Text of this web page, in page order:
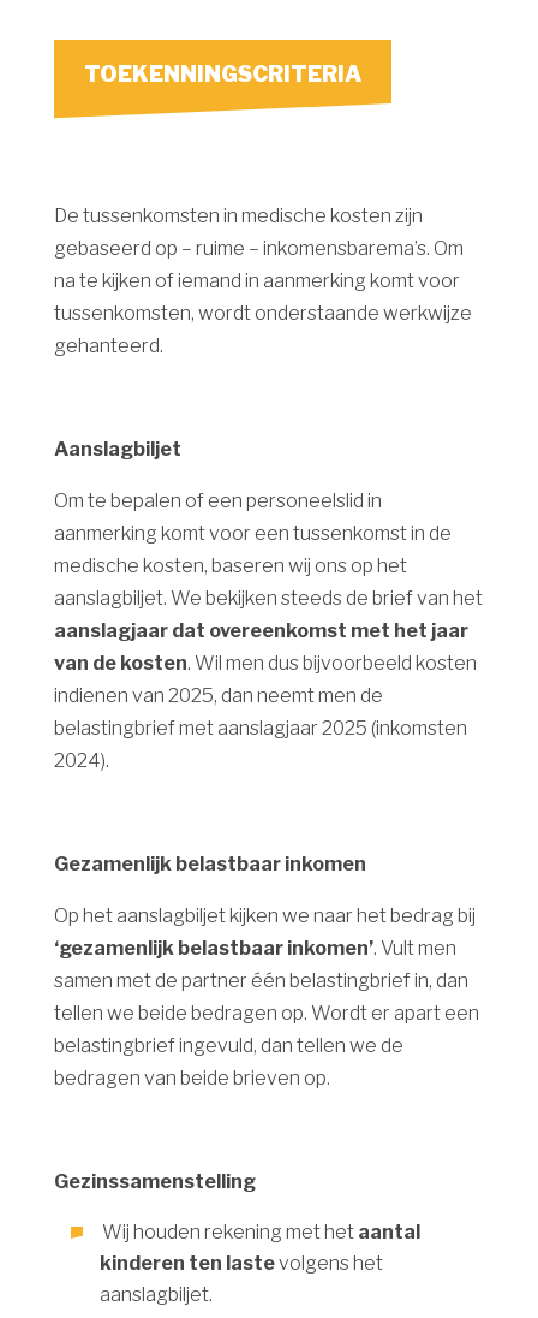
TOEKENNINGSCRITERIA
De tussenkomsten in medische kosten zijn
gebaseerd op – ruime – inkomensbarema’s. Om
na te kijken of iemand in aanmerking komt voor
tussenkomsten, wordt onderstaande werkwijze
gehanteerd.
Aanslagbiljet
Om te bepalen of een personeelslid in
aanmerking komt voor een tussenkomst in de
medische kosten, baseren wij ons op het
aanslagbiljet. We bekijken steeds de brief van het
aanslagjaar dat overeenkomst met het jaar
van de kosten. Wil men dus bijvoorbeeld kosten
indienen van 2025, dan neemt men de
belastingbrief met aanslagjaar 2025 (inkomsten
2024).
Gezamenlijk belastbaar inkomen
Op het aanslagbiljet kijken we naar het bedrag bij
‘gezamenlijk belastbaar inkomen’. Vult men
samen met de partner één belastingbrief in, dan
tellen we beide bedragen op. Wordt er apart een
belastingbrief ingevuld, dan tellen we de
bedragen van beide brieven op.
Gezinssamenstelling
Wij houden rekening met het aantal
kinderen ten lastevolgens het
aanslagbiljet.